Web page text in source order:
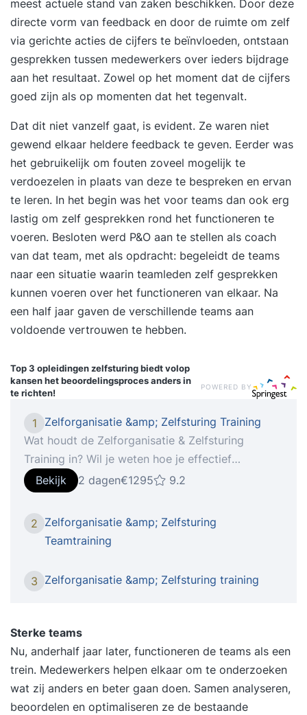
meest actuele stand van zaken beschikken. Door deze
directe vorm van feedback en door de ruimte om zelf
via gerichte acties de cijfers te beïnvloeden, ontstaan
gesprekken tussen medewerkers over ieders bijdrage
aan het resultaat. Zowel op het moment dat de cijfers
goed zijn als op momenten dat het tegenvalt.
Dat dit niet vanzelf gaat, is evident. Ze waren niet
gewend elkaar heldere feedback te geven. Eerder was
het gebruikelijk om fouten zoveel mogelijk te
verdoezelen in plaats van deze te bespreken en ervan
te leren. In het begin was het voor teams dan ook erg
lastig om zelf gesprekken rond het functioneren te
voeren. Besloten werd P&O aan te stellen als coach
van dat team, met als opdracht: begeleidt de teams
naar een situatie waarin teamleden zelf gesprekken
kunnen voeren over het functioneren van elkaar. Na
een half jaar gaven de verschillende teams aan
voldoende vertrouwen te hebben.
Top 3 opleidingenzelfsturing biedt volop
kansen het beoordelingsproces anders in
te richten!
POWERED BY
1
Zelforganisatie &amp; Zelfsturing Training
Wat houdt de Zelforganisatie & Zelfsturing
Training in? Wil je weten hoe je effectief
zelforganiserende of zelfsturende teams
ontwikkelt? Of werk je zelf in een
zelforganiserend of zelfsturend team? Dan is
deze training voor jou op maat gemaakt. In onze
opleiding leer je onder begeleiding van een
zelfsturing écht laat werken. NB: we zijn ons
training is relevant ongeacht of je nu met
zelforganiserende-, zelfsturende-,
zelfverantwoordelijke-, of
resultaatverantwoordelijke teams werkt. Waarom
de Zelforganisatie & Zelfsturing Training? Omdat
Bekijk 2 dagen€1295 9.2
2 Zelforganisatie &amp; Zelfsturing
Teamtraining
3 Zelforganisatie &amp; Zelfsturing training
Sterke teams
Nu, anderhalf jaar later, functioneren de teams als een
trein. Medewerkers helpen elkaar om te onderzoeken
wat zij anders en beter gaan doen. Samen analyseren,
beoordelen en optimaliseren ze de bestaande